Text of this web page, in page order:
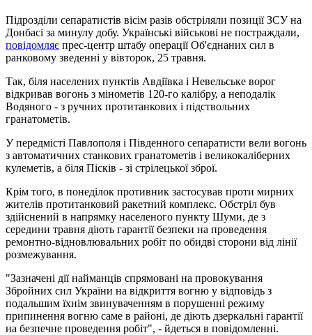
Підрозділи сепаратистів вісім разів обстріляли позиції ЗСУ на
Донбасі за минулу добу. Українські військові не постраждали,
повідомляє прес-центр штабу операції Об'єднаних сил в
ранковому зведенні у вівторок, 25 травня.
Так, біля населених пунктів Авдіївка і Невельське ворог
відкривав вогонь з мінометів 120-го калібру, а неподалік
Водяного - з ручних протитанкових і підствольних
гранатометів.
У передмісті Павлополя і Південного сепаратисти вели вогонь
з автоматичних станкових гранатометів і великокаліберних
кулеметів, а біля Пісків - зі стрілецької зброї.
Крім того, в понеділок противник застосував проти мирних
жителів протитанковий ракетний комплекс. Обстріл був
здійснений в напрямку населеного пункту Шуми, де з
середини травня діють гарантії безпеки на проведення
ремонтно-відновлювальних робіт по обидві сторони від лінії
розмежування.
"Зазначені дії найманців спрямовані на провокування
Збройних сил України на відкриття вогню у відповідь з
подальшим їхнім звинуваченням в порушенні режиму
припинення вогню саме в районі, де діють дзеркальні гарантії
на безпечне проведення робіт", - йдеться в повідомленні.